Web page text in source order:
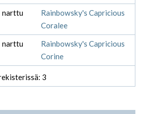
narttu
Rainbowsky's Capricious
Coralee
narttu
Rainbowsky's Capricious
Corine
3